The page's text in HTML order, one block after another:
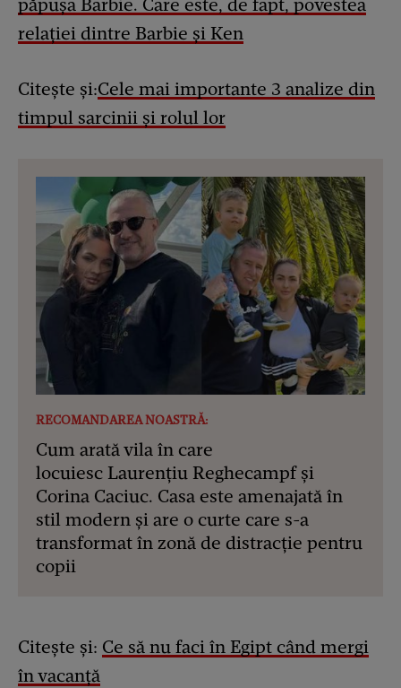
păpușa Barbie. Care este, de fapt, povestea
relației dintre Barbie și Ken
Citește și:Cele mai importante 3 analize din
timpul sarcinii și rolul lor
RECOMANDAREA NOASTRĂ:
Cum arată vila în care
locuiesc Laurențiu Reghecampf și
Corina Caciuc. Casa este amenajată în
stil modern și are o curte care s-a
transformat în zonă de distracție pentru
copii
Citește și: Ce să nu faci în Egipt când mergi
în vacanță